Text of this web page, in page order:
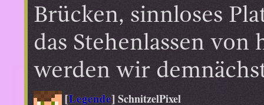
Brücken, sinnloses
das Stehenlassen
werden wir
[Legende]SchnitzelPixel